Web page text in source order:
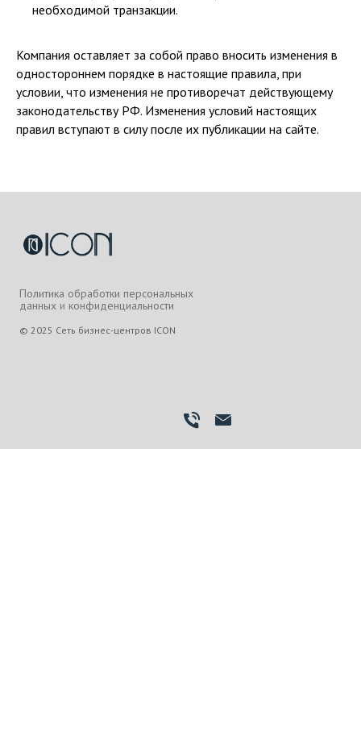
необходимой транзакции.
Компания оставляет за собой право вносить изменения в
одностороннем порядке в настоящие правила, при
условии, что изменения не противоречат действующему
законодательству РФ. Изменения условий настоящих
правил вступают в силу после их публикации на сайте.
Политика обработки персональных
данных и конфиденциальности
© 2025 Сеть бизнес-центров ICON